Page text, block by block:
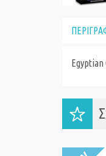
Egyptian